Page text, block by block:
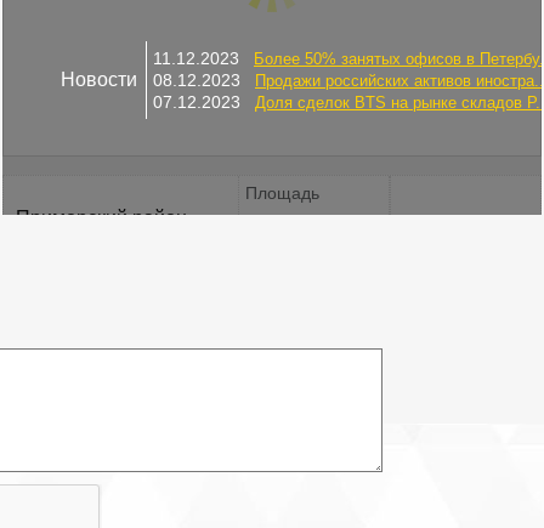
Новости
11.12.2023 Более 50% занятых офисов в
08.12.2023 Продажи российских активов
07.12.2023 Доля сделок BTS на рынке складов
Приморский район
Площадь
ПРЕИМУЩЕСТВА: